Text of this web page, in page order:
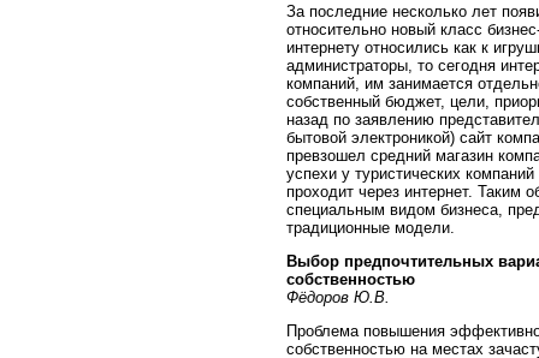
За последние несколько лет
относительно новый класс
интернету относились как к
администраторы, то сегодня
компаний, им занимается
собственный бюджет, цели,
назад по заявлению
бытовой электроникой) сайт
превзошел средний магазин
успехи у туристических
проходит через интернет. Таким
специальным видом бизнеса,
традиционные модели.
Выбор предпочтительных
собственностью
Фёдоров Ю.В.
Проблема повышения
собственностью на местах